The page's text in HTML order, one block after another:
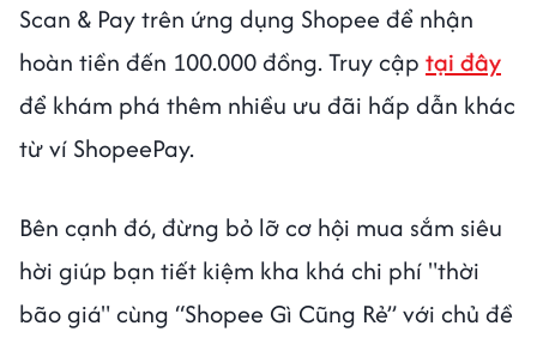
Scan & Pay trên ứng dụng Shopee để nhận
hoàn tiền đến 100.000 đồng. Truy cập tại đây
để khám phá thêm nhiều ưu đãi hấp dẫn khác
từ ví ShopeePay.
Bên cạnh đó, đừng bỏ lỡ cơ hội mua sắm siêu
hời giúp bạn tiết kiệm kha khá chi phí "thời
bão giá" cùng “Shopee Gì Cũng Rẻ” với chủ đề